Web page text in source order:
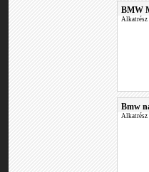
BMW
Alkatrész
Bmw
Alkatrész